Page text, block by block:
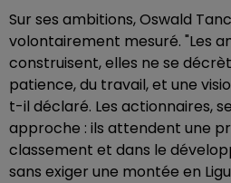
Sur ses ambitions, Oswald
volontairement mesuré. "Les
construisent, elles ne se
patience, du travail, et une
t-il déclaré. Les actionnaires,
approche : ils attendent une
classement et dans le
sans exiger une montée en